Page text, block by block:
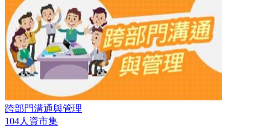
跨部門溝通與管理
104人資市集